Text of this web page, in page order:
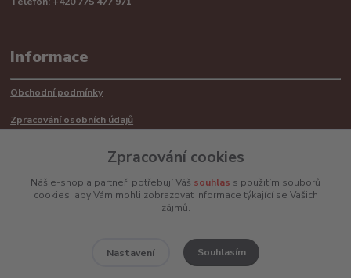
Informace
Obchodní podmínky
Zpracování osobních údajů
Mimosoudní řešení sporů ADR
Zpracování cookies
Náš e-shop a partneři potřebují Váš souhlas s použitím souborů
cookies, aby Vám mohli zobrazovat informace týkající se Vašich
zájmů.
Nastavení Souhlasím